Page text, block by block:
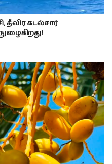
தீவிர கடல்சார்